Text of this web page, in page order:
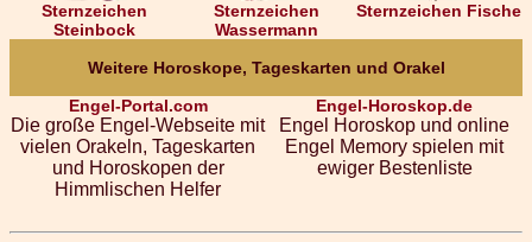
Sternzeichen
Steinbock
Sternzeichen
Wassermann
Sternzeichen Fische
Weitere Horoskope, Tageskarten und Orakel
Engel-Portal.com
Die große Engel-Webseite mit
vielen Orakeln, Tageskarten
und Horoskopen der
Himmlischen Helfer
Engel-Horoskop.de
Engel Horoskop und online
Engel Memory spielen mit
ewiger Bestenliste